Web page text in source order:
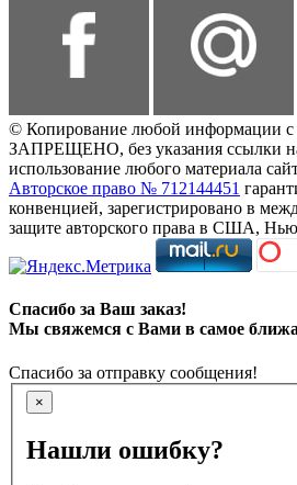
© Копирование любой информации
ЗАПРЕЩЕНО, без указания ссылки
использование любого материала
Авторское право № 712144451
конвенцией, зарегистрировано в
защите авторского права в США,
Спасибо за Ваш заказ!
Мы свяжемся с Вами в самое
Спасибо за отправку сообщения!
×
Нашли ошибку?